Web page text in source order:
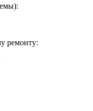
ремонту: